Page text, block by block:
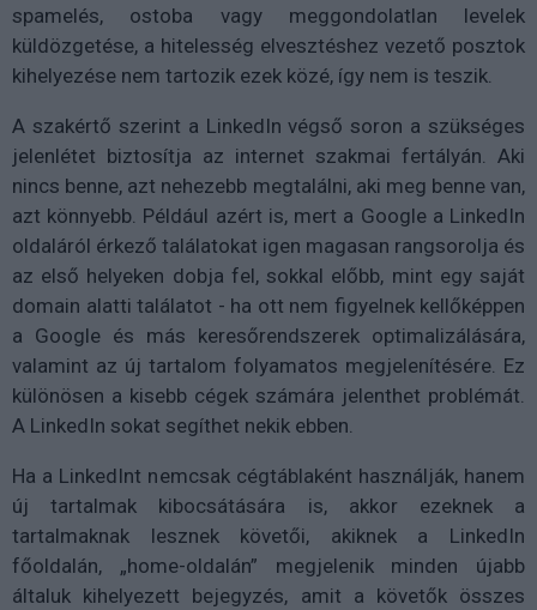
spamelés, ostoba vagy meggondolatlan levelek
küldözgetése, a hitelesség elvesztéshez vezető posztok
kihelyezése nem tartozik ezek közé, így nem is teszik.
A szakértő szerint a LinkedIn végső soron a szükséges
jelenlétet biztosítja az internet szakmai fertályán. Aki
nincs benne, azt nehezebb megtalálni, aki meg benne van,
azt könnyebb. Például azért is, mert a Google a LinkedIn
oldaláról érkező találatokat igen magasan rangsorolja és
az első helyeken dobja fel, sokkal előbb, mint egy saját
domain alatti találatot - ha ott nem figyelnek kellőképpen
a Google és más keresőrendszerek optimalizálására,
valamint az új tartalom folyamatos megjelenítésére. Ez
különösen a kisebb cégek számára jelenthet problémát.
A LinkedIn sokat segíthet nekik ebben.
Ha a LinkedInt nemcsak cégtáblaként használják, hanem
új tartalmak kibocsátására is, akkor ezeknek a
tartalmaknak lesznek követői, akiknek a LinkedIn
főoldalán, „home-oldalán” megjelenik minden újabb
általuk kihelyezett bejegyzés, amit a követők összes